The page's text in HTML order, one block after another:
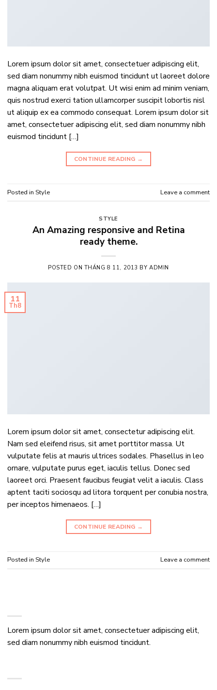
Lorem ipsum dolor sit amet, consectetuer adipiscing elit,
sed diam nonummy nibh euismod tincidunt ut laoreet dolore
magna aliquam erat volutpat. Ut wisi enim ad minim veniam,
quis nostrud exerci tation ullamcorper suscipit lobortis nisl
ut aliquip ex ea commodo consequat. Lorem ipsum dolor sit
amet, consectetuer adipiscing elit, sed diam nonummy nibh
euismod tincidunt […]
CONTINUE READING →
Posted in Style Leave a comment
STYLE
An Amazing responsive and Retina
ready theme.
POSTED ON THÁNG 8 11, 2013 BY ADMIN
11
Th8
Lorem ipsum dolor sit amet, consectetur adipiscing elit.
Nam sed eleifend risus, sit amet porttitor massa. Ut
vulputate felis at mauris ultrices sodales. Phasellus in leo
ornare, vulputate purus eget, iaculis tellus. Donec sed
laoreet orci. Praesent faucibus feugiat velit a iaculis. Class
aptent taciti sociosqu ad litora torquent per conubia nostra,
per inceptos himenaeos. […]
CONTINUE READING →
Posted in Style Leave a comment
Lorem ipsum dolor sit amet, consectetuer adipiscing elit,
sed diam nonummy nibh euismod tincidunt.